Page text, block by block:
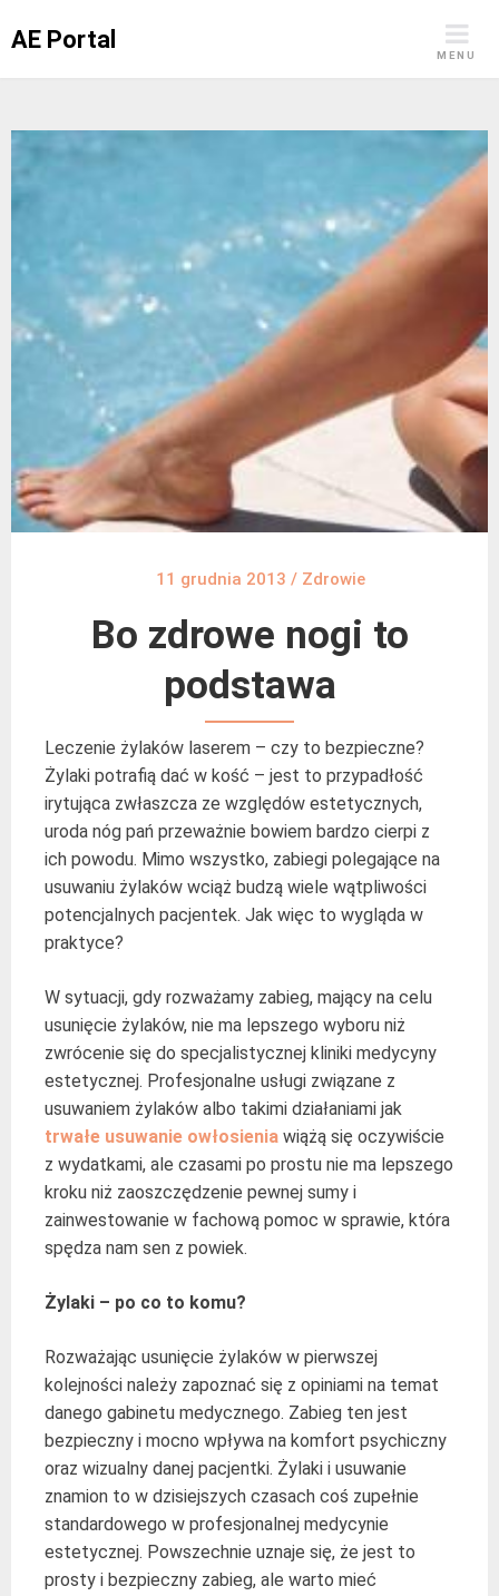
toAE Portal
MENU
11 grudnia 2013 / Zdrowie
Bo zdrowe nogi to
podstawa
Leczenie żylaków laserem – czy to bezpieczne?
Żylaki potrafią dać w kość – jest to przypadłość
irytująca zwłaszcza ze względów estetycznych,
uroda nóg pań przeważnie bowiem bardzo cierpi z
ich powodu. Mimo wszystko, zabiegi polegające na
usuwaniu żylaków wciąż budzą wiele wątpliwości
potencjalnych pacjentek. Jak więc to wygląda w
praktyce?
W sytuacji, gdy rozważamy zabieg, mający na celu
usunięcie żylaków, nie ma lepszego wyboru niż
zwrócenie się do specjalistycznej kliniki medycyny
estetycznej. Profesjonalne usługi związane z
usuwaniem żylaków albo takimi działaniami jak
trwałe usuwanie owłosienia wiążą się oczywiście
z wydatkami, ale czasami po prostu nie ma lepszego
kroku niż zaoszczędzenie pewnej sumy i
zainwestowanie w fachową pomoc w sprawie, która
spędza nam sen z powiek.
Żylaki – po co to komu?
Rozważając usunięcie żylaków w pierwszej
kolejności należy zapoznać się z opiniami na temat
danego gabinetu medycznego. Zabieg ten jest
bezpieczny i mocno wpływa na komfort psychiczny
oraz wizualny danej pacjentki. Żylaki i usuwanie
znamion to w dzisiejszych czasach coś zupełnie
standardowego w profesjonalnej medycynie
estetycznej. Powszechnie uznaje się, że jest to
prosty i bezpieczny zabieg, ale warto mieć